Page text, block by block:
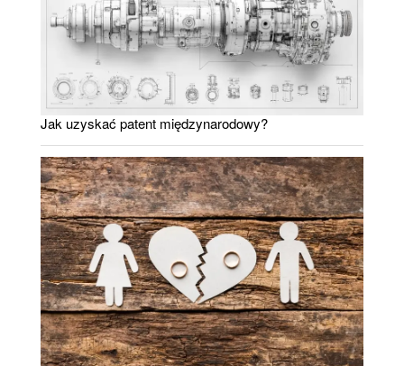
Jak uzyskać patent międzynarodowy?